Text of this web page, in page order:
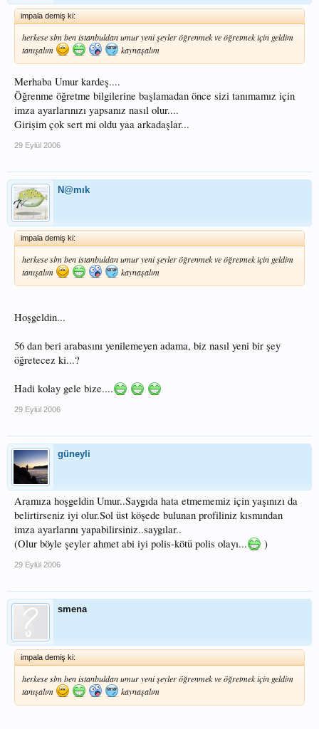
impala demiş ki:
herkese slm ben istanbuldan umur yeni şeyler öğrenmek ve öğretmek için geldim
tanışalım
kaynaşalım
Merhaba Umur kardeş....
Öğrenme öğretme bilgilerine başlamadan önce sizi tanımamız için
imza ayarlarınızı yapsanız nasıl olur....
Girişim çok sert mi oldu yaa arkadaşlar...
29 Eylül 2006
N@mık
impala demiş ki:
herkese slm ben istanbuldan umur yeni şeyler öğrenmek ve öğretmek için geldim
tanışalım
kaynaşalım
Hoşgeldin...
56 dan beri arabasını yenilemeyen adama, biz nasıl yeni bir şey
öğretecez ki...?
Hadi kolay gele bize....
29 Eylül 2006
güneyli
Aramıza hoşgeldin Umur..Saygıda hata etmememiz için yaşınızı da
belirtirseniz iyi olur.Sol üst köşede bulunan profiliniz kısmından
imza ayarlarını yapabilirsiniz..saygılar..
(Olur böyle şeyler ahmet abi iyi polis-kötü polis olayı...
)
29 Eylül 2006
smena
impala demiş ki:
herkese slm ben istanbuldan umur yeni şeyler öğrenmek ve öğretmek için geldim
tanışalım
kaynaşalım